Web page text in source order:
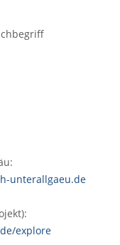
unterallgaeu.de
explore